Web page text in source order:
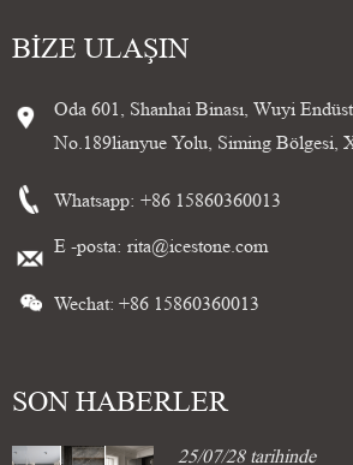
BIZE ULAŞIN
Oda 601, Shanhai Binası, Wuyi
No.189lianyue Yolu, Siming Bölgesi,
Whatsapp: +86 15860360013
E -posta: rita@icestone.com
Wechat: +86 15860360013
SON HABERLER
25/07/28 tarihinde